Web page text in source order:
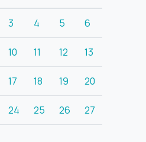
3 4 5 6
10 11 12 13
17 18 19 20
24 25 26 27